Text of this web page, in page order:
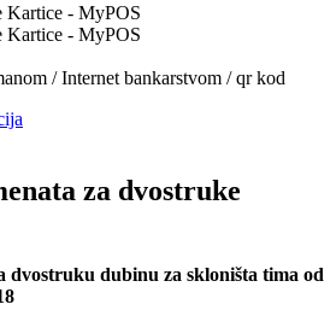
Kartice - MyPOS
Kartice - MyPOS
/ Internet bankarstvom / qr kod
za dvostruke
dvostruku dubinu za skloništa tima od